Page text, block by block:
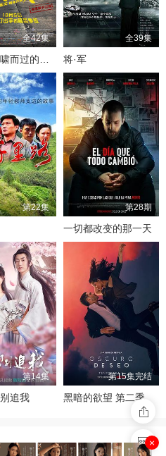
全42集
那一场呼啸而过的青春
全39集
将·军
第22集 第28期
一切都改变的那一天
第14集
追我
第15集完结
黑暗的欲望 第二季
×
今日更新：143